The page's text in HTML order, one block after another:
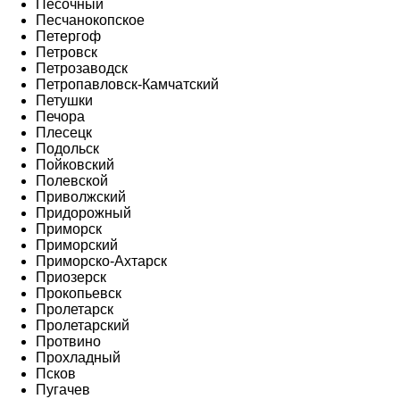
Песочный
Песчанокопское
Петергоф
Петровск
Петрозаводск
Петропавловск-Камчатский
Петушки
Печора
Плесецк
Подольск
Пойковский
Полевской
Приволжский
Придорожный
Приморск
Приморский
Приморско-Ахтарск
Приозерск
Прокопьевск
Пролетарск
Пролетарский
Протвино
Прохладный
Псков
Пугачев